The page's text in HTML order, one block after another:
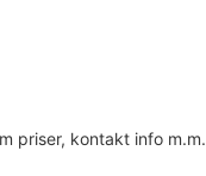
priser, kontakt info m.m.